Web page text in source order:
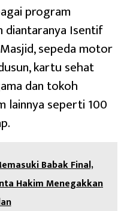
program
diantaranya Isentif
sepeda motor
kartu sehat
dan tokoh
lainnya seperti 100
Babak Final,
Hakim Menegakkan